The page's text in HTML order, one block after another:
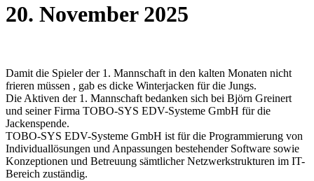
20. November 2025
Damit die Spieler der 1. Mannschaft in den kalten Monaten nicht
frieren müssen , gab es dicke Winterjacken für die Jungs.
Die Aktiven der 1. Mannschaft bedanken sich bei Björn Greinert
und seiner Firma TOBO-SYS EDV-Systeme GmbH für die
Jackenspende.
TOBO-SYS EDV-Systeme GmbH ist für die Programmierung von
Individuallösungen und Anpassungen bestehender Software sowie
Konzeptionen und Betreuung sämtlicher Netzwerkstrukturen im IT-
Bereich zuständig.